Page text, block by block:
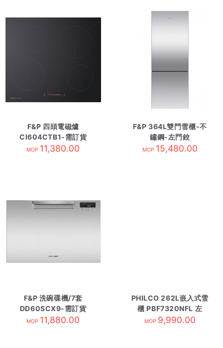
F&P 四頭電磁爐
CI604CTB1-需訂貨
MOP 11,380.00
F&P 364L雙門雪櫃-不
鏽鋼-左門鉸
RF402BLPX7 需訂貨
MOP 15,480.00
F&P 洗碗碟機/7套
DD60SCX9-需訂貨
MOP 11,880.00
PHILCO 262L嵌入式雪
櫃 PBF7320NFL 左
MOP 9,990.00